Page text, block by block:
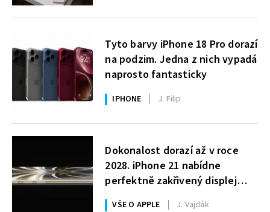
Tyto barvy iPhone 18 Pro dorazí
na podzim. Jedna z nich vypadá
naprosto fantasticky
IPHONE J. Filip
Dokonalost dorazí až v roce
2028. iPhone 21 nabídne
perfektně zakřivený displej
i 200MPx foťák
VŠE O APPLE J. Vajdák